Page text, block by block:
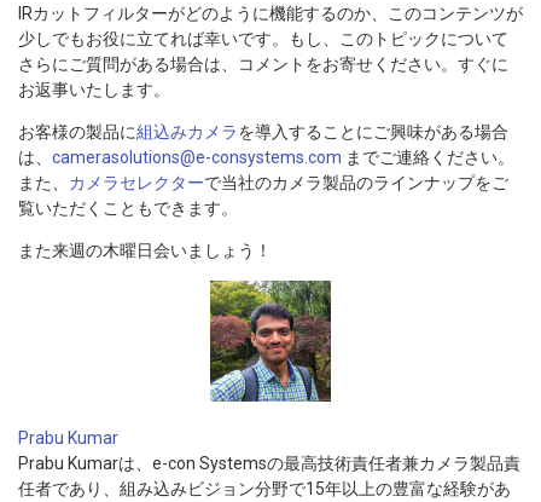
IRカットフィルターがどのように機能するのか、このコンテンツが
少しでもお役に立てれば幸いです。もし、このトピックについて
さらにご質問がある場合は、コメントをお寄せください。すぐに
お返事いたします。
お客様の製品に組込みカメラを導入することにご興味がある場合
は、 camerasolutions@e-consystems.com までご連絡ください。
また、 カメラセレクターで当社のカメラ製品のラインナップをご
覧いただくこともできます。
また来週の木曜日会いましょう！
Prabu Kumar
Prabu Kumarは、e-con Systemsの最高技術責任者兼カメラ製品責
任者であり、組み込みビジョン分野で15年以上の豊富な経験があ